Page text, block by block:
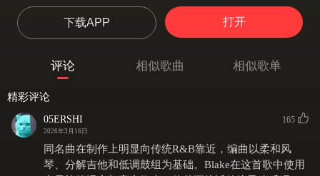
在回到家里的那一刻
Like polystyrene foam
脆弱得像被撕碎的泡沫
那些心怀嫉恨的人
Cause there are things that they can never know
因为总有些事 是这些庸人永远无法企及的秘密
I’m an eyesore
我如此落魄不堪
下载APP 打开
评论 相似歌曲 相似歌单
精彩评论
05ERSHI
2026年3月16日
165
同名曲在制作上明显向传统R&B靠近，编曲以柔和风
琴、分解吉他和低调鼓组为基础。Blake在这首歌中使用